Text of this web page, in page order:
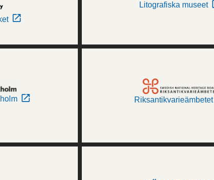
Litografiska museet
Riksantikvarieämbetet